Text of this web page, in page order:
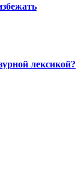
лексикой?